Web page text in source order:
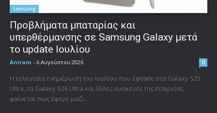
Samsung
Προβλήματα μπαταρίας και
υπερθέρμανσης σε Samsung Galaxy μετά
το update Ιουλίου
Aniram - 6 Αυγούστου 2026 0
Η τελευταία ενημέρωση του Ιουλίου που έφτασε στα Galaxy S25
Ultra, τα Galaxy S26 Ultra και άλλες συσκευές της εταιρείας,
φαίνεται πως έφερε μαζί...